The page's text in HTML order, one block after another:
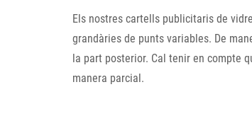
Els nostres cartells publicitaris de
grandàries de punts variables. De
la part posterior. Cal tenir en compte
manera parcial.